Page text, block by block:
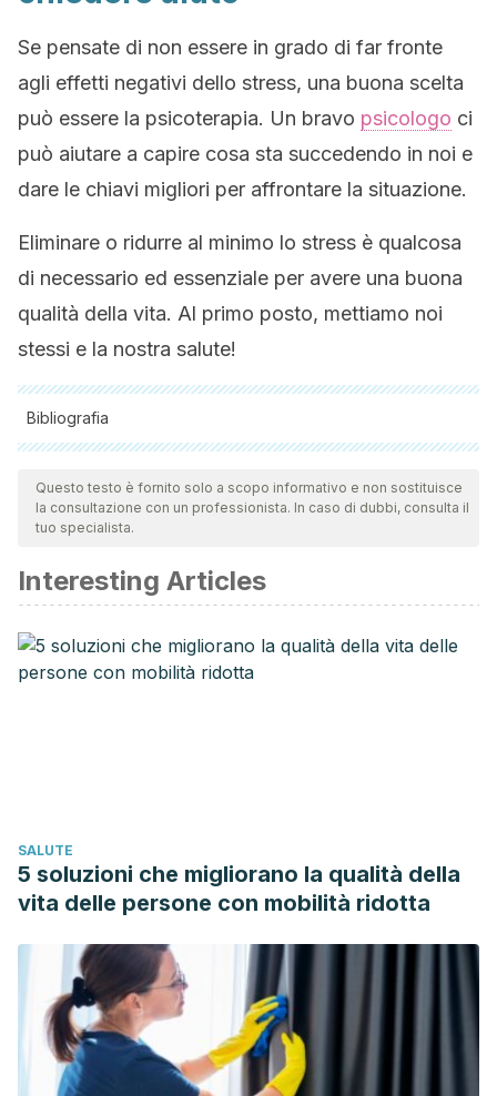
Se pensate di non essere in grado di far fronte
agli effetti negativi dello stress, una buona scelta
può essere la psicoterapia. Un bravo psicologo ci
può aiutare a capire cosa sta succedendo in noi e
dare le chiavi migliori per affrontare la situazione.
Eliminare o ridurre al minimo lo stress è qualcosa
di necessario ed essenziale per avere una buona
qualità della vita. Al primo posto, mettiamo noi
stessi e la nostra salute!
Bibliografia
Tutte le fonti citate sono state esaminate a fondo dal nostro
team per garantirne la qualità, l'affidabilità, l'attualità e la
validità. La bibliografia di questo articolo è stata considerata
Epel, E. S., & Lithgow, G. J. (2014). Stress biology and aging
mechanisms: toward understanding the deep connection
between adaptation to stress and longevity.The journals of
gerontology. Series A, Biological sciences and medical
methodologic considerations for advancing the field.
behavior, and immunity,
https://www.ncbi.nlm.nih.gov/pmc/articles/PMC5590630/
Epel, E. S., Blackburn, E. H., Lin, J., Dhabhar, F. S., Adler, N.
E., Morrow, J. D., & Cawthon, R. M. (2004). Accelerated
telomere shortening in response to life stress.
of the National Academy of Sciences of the United States
of America
(49), 17312-5.
Questo testo è fornito solo a scopo informativo e non sostituisce
la consultazione con un professionista. In caso di dubbi, consulta il
tuo specialista.
Interesting Articles
SALUTE
5 soluzioni che migliorano la qualità della
vita delle persone con mobilità ridotta